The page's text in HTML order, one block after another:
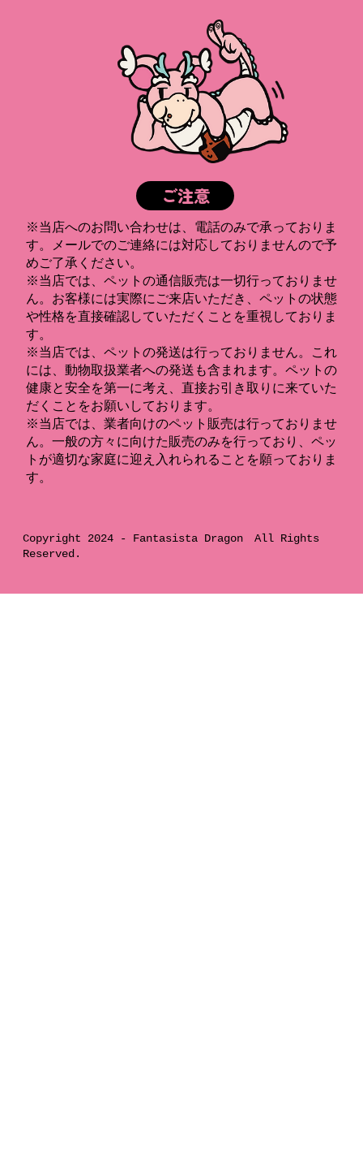
ご注意
※当店へのお問い合わせは、電話のみで承っておりま
す。メールでのご連絡には対応しておりませんので予
めご了承ください。
※当店では、ペットの通信販売は一切行っておりませ
ん。お客様には実際にご来店いただき、ペットの状態
や性格を直接確認していただくことを重視しておりま
す。
※当店では、ペットの発送は行っておりません。これ
には、動物取扱業者への発送も含まれます。ペットの
健康と安全を第一に考え、直接お引き取りに来ていた
だくことをお願いしております。
※当店では、業者向けのペット販売は行っておりませ
ん。一般の方々に向けた販売のみを行っており、ペッ
トが適切な家庭に迎え入れられることを願っておりま
す。
Copyright 2024 - Fantasista DragonAll Rights
Reserved.